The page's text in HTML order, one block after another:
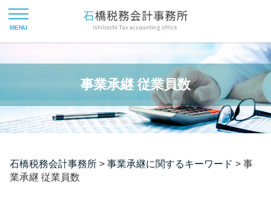
事業承継 従業員数
石橋税務会計事務所 > 事業承継に関するキーワード > 事
業承継 従業員数